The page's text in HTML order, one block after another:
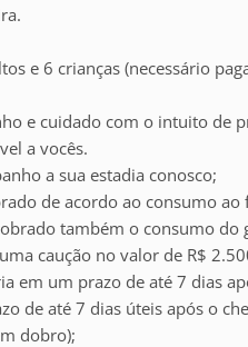
e 6 crianças (necessário
e cuidado com o intuito de
a vocês.
a sua estadia conosco;
de acordo ao consumo ao
também o consumo do
caução no valor de R$
em um prazo de até 7 dias
de até 7 dias úteis após o
dobro);